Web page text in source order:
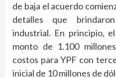
de baja el acuerdo
detalles que
industrial. En principio,
monto de 1.100
costos para YPF con
inicial de 10 millones de